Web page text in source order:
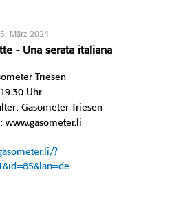
März 2024
- Una serata italiana
Triesen
Uhr
Gasometer Triesen
www.gasometer.li
?